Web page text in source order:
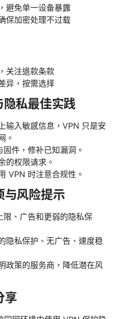
避免单一设备暴露
保加密处理不过载
关注退款条款
异，按需选择
私最佳实践
输入敏感信息，VPN 只是安
。
件，修补已知漏洞。
的权限请求。
VPN 时注意合规性。
与风险提示
、广告和更弱的隐私保
隐私保护、无广告、速度稳
政策的服务商，降低潜在风
享